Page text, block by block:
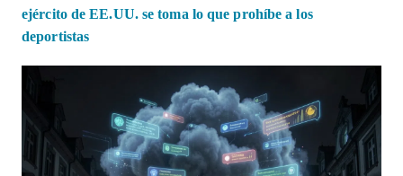
ejército de EE.UU. se toma lo que prohíbe a los
deportistas